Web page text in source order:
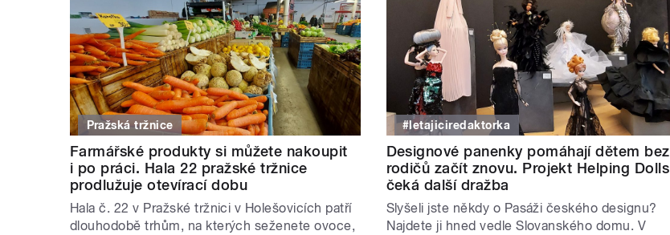
Pražská tržnice
Farmářské produkty si můžete nakoupit
i po práci. Hala 22 pražské tržnice
prodlužuje otevírací dobu
Hala č. 22 v Pražské tržnici v Holešovicích patří
dlouhodobě trhům, na kterých seženete ovoce,
#letajiciredaktorka
Designové panenky pomáhají dětem bez
rodičů začít znovu. Projekt Helping Dolls
čeká další dražba
Slyšeli jste někdy o Pasáži českého designu?
Najdete ji hned vedle Slovanského domu. V